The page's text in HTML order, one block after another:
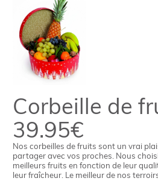
Corbeille de
39.95€
Nos corbeilles de fruits sont un vrai
partager avec vos proches. Nous
meilleurs fruits en fonction de leur
leur fraîcheur. Le meilleur de nos